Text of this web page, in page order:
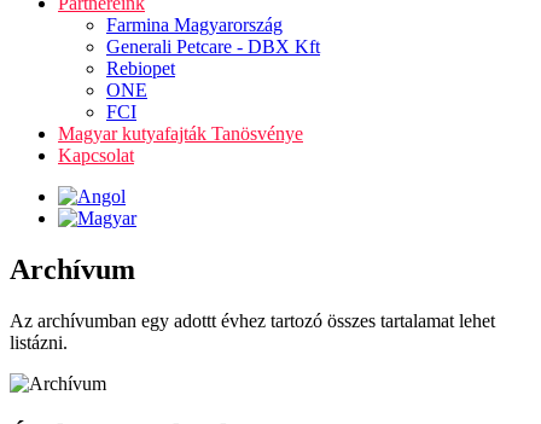
Farmina Magyarország
Generali Petcare - DBX Kft
Rebiopet
ONE
FCI
Magyar kutyafajták Tanösvénye
Kapcsolat
Archívum
Az archívumban egy adottt évhez tartozó összes tartalamat lehet
listázni.